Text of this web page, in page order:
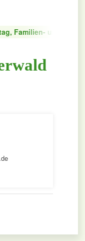
Familien- und